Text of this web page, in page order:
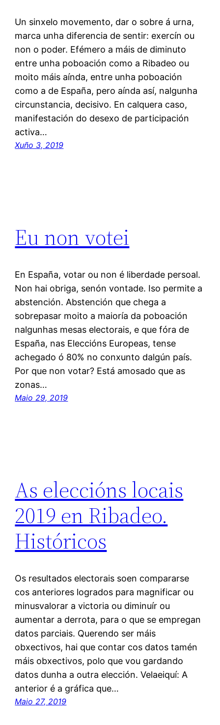
Un sinxelo movemento, dar o sobre á urna,
marca unha diferencia de sentir: exercín ou
non o poder. Efémero a máis de diminuto
entre unha poboación como a Ribadeo ou
moito máis aínda, entre unha poboación
como a de España, pero aínda así, nalgunha
circunstancia, decisivo. En calquera caso,
manifestación do desexo de participación
activa…
Xuño 3, 2019
Eu non votei
En España, votar ou non é liberdade persoal.
Non hai obriga, senón vontade. Iso permite a
abstención. Abstención que chega a
sobrepasar moito a maioría da poboación
nalgunhas mesas electorais, e que fóra de
España, nas Eleccións Europeas, tense
achegado ó 80% no conxunto dalgún país.
Por que non votar? Está amosado que as
zonas…
Maio 29, 2019
As eleccións locais
2019 en Ribadeo.
Históricos
Os resultados electorais soen compararse
cos anteriores logrados para magnificar ou
minusvalorar a victoria ou diminuír ou
aumentar a derrota, para o que se empregan
datos parciais. Querendo ser máis
obxectivos, hai que contar cos datos tamén
máis obxectivos, polo que vou gardando
datos dunha a outra elección. Velaeiquí: A
anterior é a gráfica que…
Maio 27, 2019